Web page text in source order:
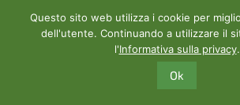
Organizzazione mondiale della sanità
2020), Consigli sull’uso delle
con COVID-19,https://www.who.int/
m/advice-on-the-use-of-masks-in-
ing-home-care-and-in-healthcare-
ext-of-the-novel-coronavirus-(2019-
Questo sito web utilizza i cookie per
dell'utente. Continuando a utilizzare il
l'Informativa sulla privacy.
Ok